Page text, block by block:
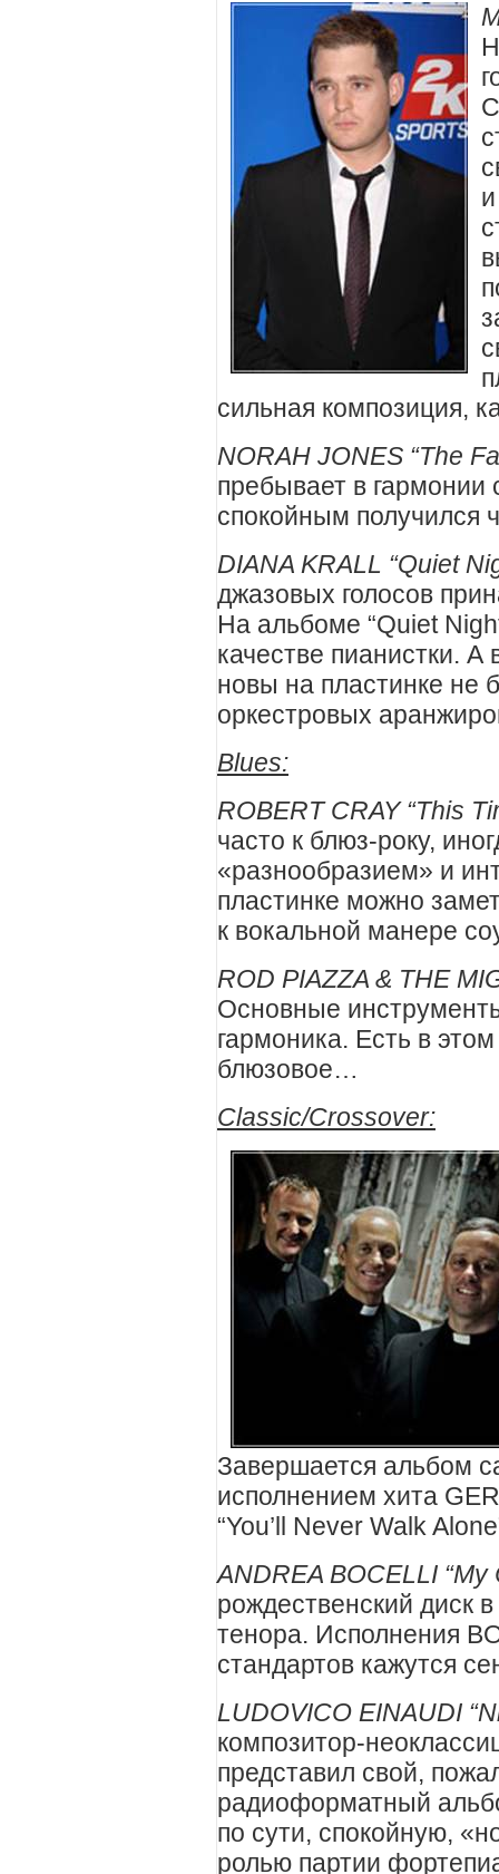
сильная композиция,
NORAH JONES “The
пребывает в
спокойным получился
DIANA KRALL “Quiet
джазовых голосов
На альбоме “Quiet
качестве пианистки. А
новы на пластинке не
оркестровых
Blues:
ROBERT CRAY “This
часто к блюз-року,
«разнообразием» и
пластинке можно
к вокальной манере
ROD PIAZZA & THE
Основные
гармоника. Есть в
блюзовое…
Classic/Crossover:
Завершается альбом
исполнением хита
“You’ll Never Walk
ANDREA BOCELLI “My
рождественский диск в
тенора. Исполнения
стандартов кажутся
LUDOVICO EINAUDI
композитор-
представил свой,
радиоформатный
по сути, спокойную,
ролью партии